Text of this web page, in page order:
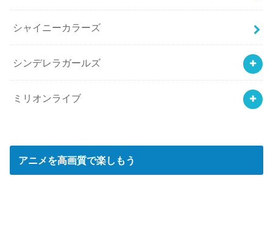
シャイニーカラーズ
シンデレラガールズ
ミリオンライブ
アニメを高画質で楽しもう